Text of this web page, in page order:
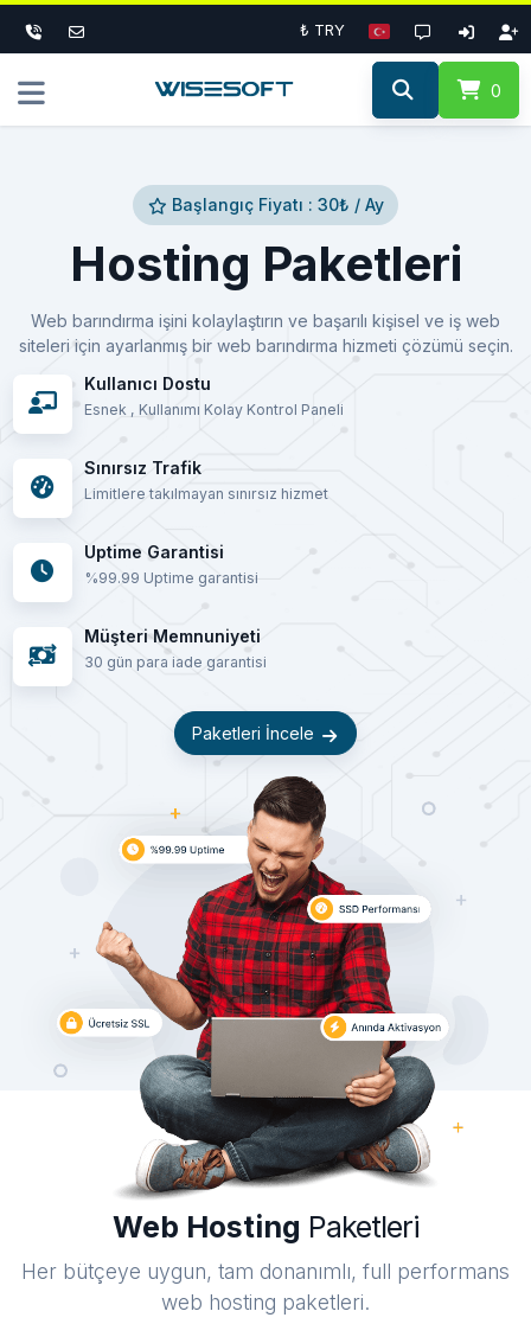
₺ TRY
0
Başlangıç Fiyatı : 30₺ / Ay
Hosting Paketleri
Web barındırma işini kolaylaştırın ve başarılı kişisel ve iş web
siteleri için ayarlanmış bir web barındırma hizmeti çözümü seçin.
Kullanıcı Dostu
Esnek , Kullanımı Kolay Kontrol Paneli
Sınırsız Trafik
Limitlere takılmayan sınırsız hizmet
Uptime Garantisi
%99.99 Uptime garantisi
Müşteri Memnuniyeti
30 gün para iade garantisi
Paketleri İncele
Web Hosting Paketleri
Her bütçeye uygun, tam donanımlı, full performans
web hosting paketleri.